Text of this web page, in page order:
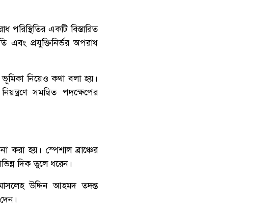
একটি বিস্তারিত
এবং প্রযুক্তিনির্ভর অপরাধ
নিয়েও কথা বলা হয়।
সমন্বিত পদক্ষেপের
হয়। স্পেশাল ব্রাঞ্চের
দিক তুলে ধরেন।
উদ্দিন আহমদ তদন্ত